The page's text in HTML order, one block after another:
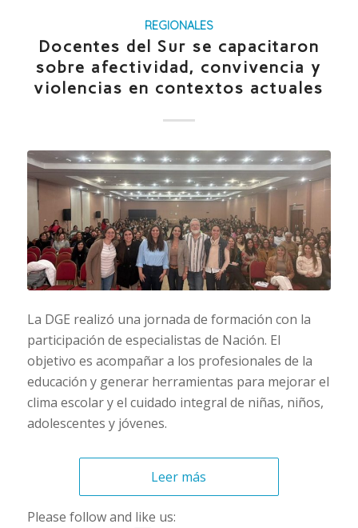
REGIONALES
Docentes del Sur se capacitaron
sobre afectividad, convivencia y
violencias en contextos actuales
La DGE realizó una jornada de formación con la
participación de especialistas de Nación. El
objetivo es acompañar a los profesionales de la
educación y generar herramientas para mejorar el
clima escolar y el cuidado integral de niñas, niños,
adolescentes y jóvenes.
Leer más
Please follow and like us: